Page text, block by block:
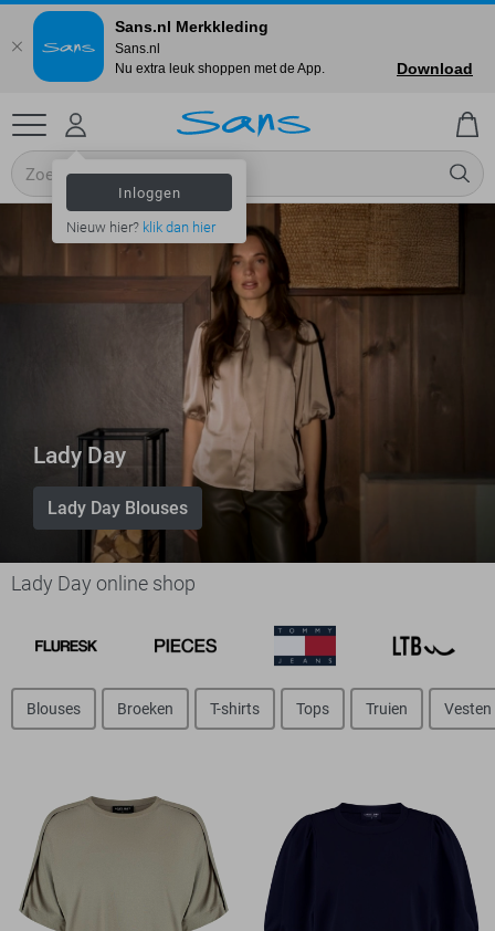
Inloggen
Nieuw hier? klik dan hier
Lady Day
Lady Day Blouses
Lady Day online shop
Blouses Broeken T-shirts Tops Truien Vesten
Sans.nl Merkkleding
Sans.nl
Nu extra leuk shoppen met de App.
Download